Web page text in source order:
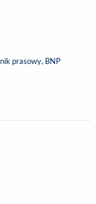
prasowy, BNP